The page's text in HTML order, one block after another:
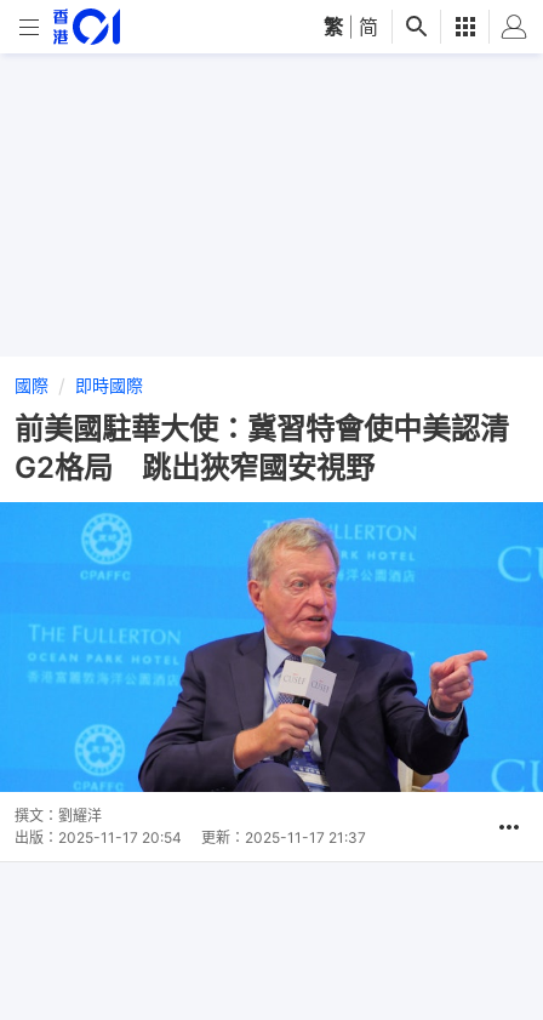
繁 简
國際 即時國際
前美國駐華大使：冀習特會使中美認清
G2格局 跳出狹窄國安視野
撰文： 劉耀洋
出版： 2025-11-17 20:54 更新： 2025-11-17 21:37